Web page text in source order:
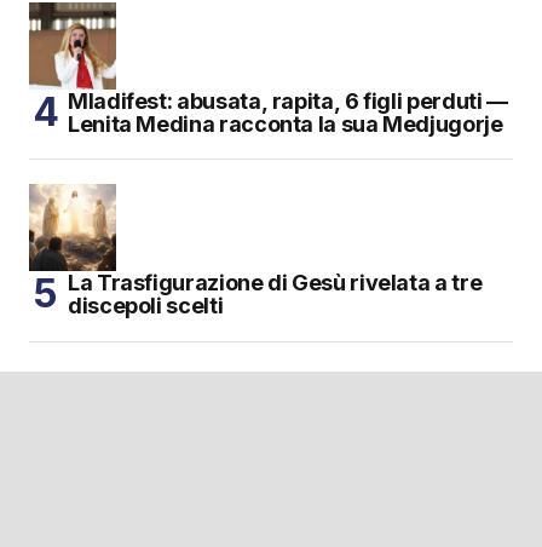
Mladifest: abusata, rapita, 6 figli perduti —
Lenita Medina racconta la sua Medjugorje
La Trasfigurazione di Gesù rivelata a tre
discepoli scelti